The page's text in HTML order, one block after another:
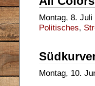
Montag, 8.
Politisches,
Montag, 10.